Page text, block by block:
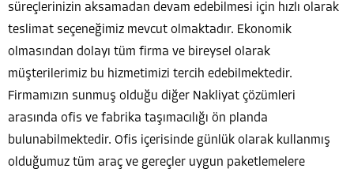
süreçlerinizin aksamadan devam edebilmesi için hızlı olarak
teslimat seçeneğimiz mevcut olmaktadır. Ekonomik
olmasından dolayı tüm firma ve bireysel olarak
müşterilerimiz bu hizmetimizi tercih edebilmektedir.
Firmamızın sunmuş olduğu diğer Nakliyat çözümleri
arasında ofis ve fabrika taşımacılığı ön planda
bulunabilmektedir. Ofis içerisinde günlük olarak kullanmış
olduğumuz tüm araç ve gereçler uygun paketlemelere